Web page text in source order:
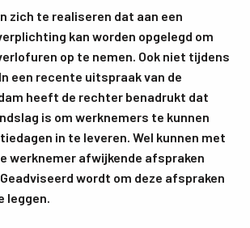
zich te realiseren dat aan een
kan worden opgelegd om
op te nemen. Ook niet tijdens
een recente uitspraak van de
heeft de rechter benadrukt dat
is om werknemers te kunnen
in te leveren. Wel kunnen met
werknemer afwijkende afspraken
wordt om deze afspraken
leggen.